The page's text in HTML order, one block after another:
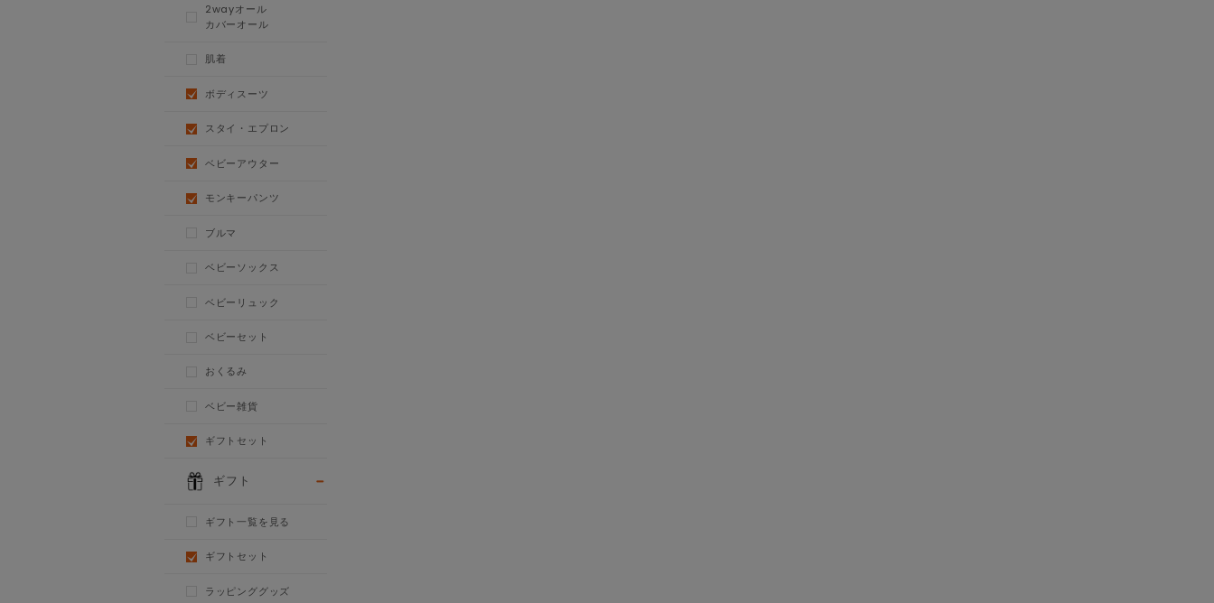
2wayオール
カバーオール
肌着
ボディスーツ
スタイ・エプロン
ベビーアウター
モンキーパンツ
ブルマ
ベビーソックス
ベビーリュック
ベビーセット
おくるみ
ベビー雑貨
ギフトセット
ギフト
ギフト一覧を見る
ギフトセット
ラッピンググッズ